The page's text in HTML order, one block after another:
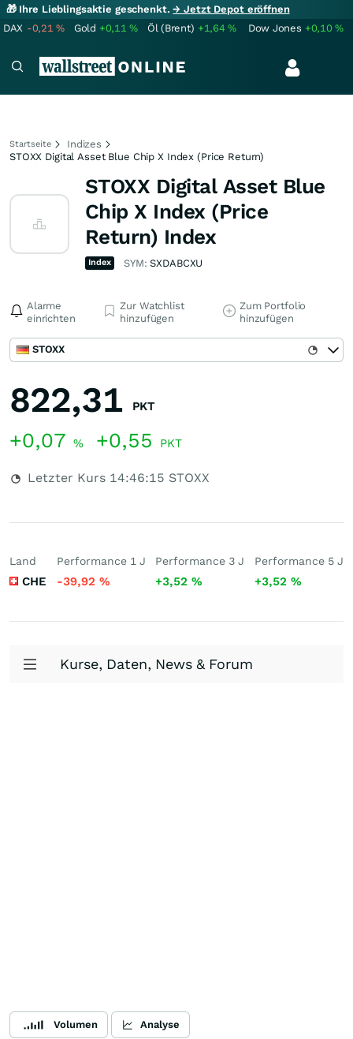
🎁 Ihre Lieblingsaktie geschenkt.→ Jetzt Depot eröffnen
DAX -0,21% Gold +0,11% Öl (Brent) +1,64% Dow Jones +0,10%
Startseite
Indizes
STOXX Digital Asset Blue Chip X Index (Price Return)
STOXX Digital Asset Blue
Chip X Index (Price
Return) Index
Index SYM:SXDABCXU
Alarme
einrichten
Zur Watchlist
hinzufügen
Zum Portfolio
hinzufügen
STOXX
822,31 PKT
+0,07 % +0,55 PKT
Letzter Kurs 14:46:15 STOXX
Land
CHE
Performance 1 J
-39,92 %
Performance 3 J
+3,52%
Performance 5 J
+3,52 %
Kurse, Daten, News & Forum
Volumen Analyse